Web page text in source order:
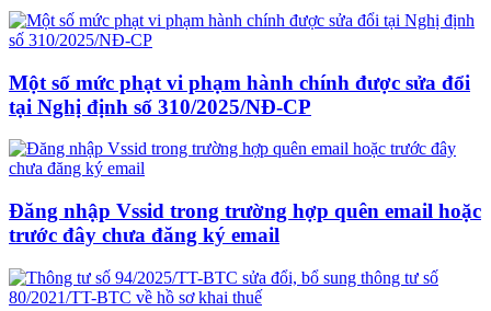
Một số mức phạt vi phạm hành chính được sửa đổi
tại Nghị định số 310/2025/NĐ-CP
Đăng nhập Vssid trong trường hợp quên email hoặc
trước đây chưa đăng ký email